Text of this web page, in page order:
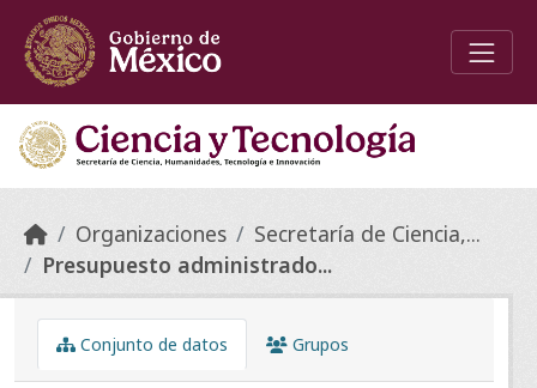
Skip to main content
Organizaciones
Secretaría de Ciencia,...
Presupuesto administrado...
Conjunto de datos Grupos